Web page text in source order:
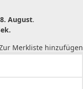
August.
Merkliste hinzufügen